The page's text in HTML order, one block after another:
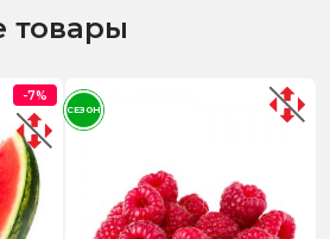
товары
-7%
СЕЗОН